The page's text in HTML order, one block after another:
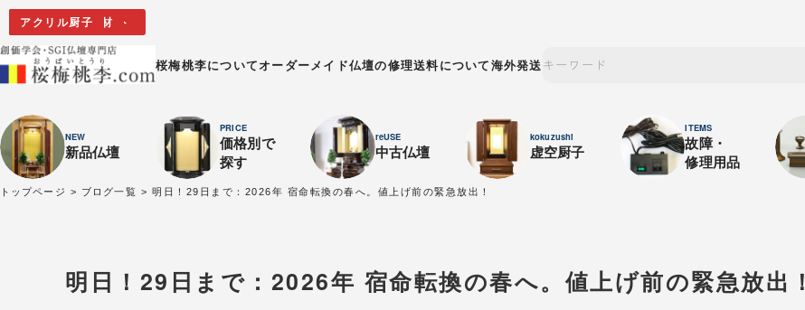
桜梅桃李についてオーダーメイド仏壇の修理送料について海外発送
NEW
新品仏壇
PRICE
価格別で
探す
reUSE
中古仏壇
kokuzushi
虚空厨子
ITEMS
故障・
修理用品
トップページ ブログ一覧 明日！29日まで：2026年 宿命転換の春へ。値上げ前の緊急放出！
明日！29日まで：2026年 宿命転換の春へ。値上げ前の緊急放出！
特選・限定現品
イス付き・人気No.1
黄金のコックピット
限定1本
限定1本・ナラ材
アクリル厨子